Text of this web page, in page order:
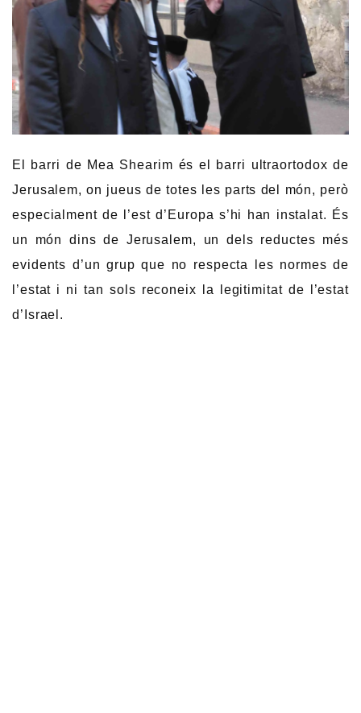
El barri de Mea Shearim és el barri ultraortodox de
Jerusalem, on jueus de totes les parts del món, però
especialment de l’est d’Europa s’hi han instalat. És
un món dins de Jerusalem, un dels reductes més
evidents d’un grup que no respecta les normes de
l’estat i ni tan sols reconeix la legitimitat de l’estat
d’Israel.